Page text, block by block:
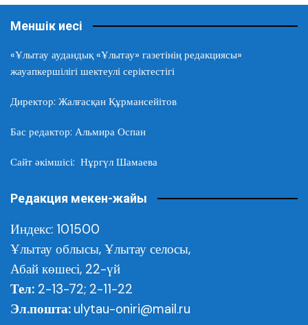
Меншік иесі
«Ұлытау аудандық «Ұлытау» газетінің редакциясы»
жауапкершілігі шектеулі серіктестігі
Директор: Жалғасқан Құрмансейітов
Бас редактор: Альмира Оспан
Сайт әкімшісі: Нұргүл Шамаева
Редакция мекен-жайы
Индекс: 101500
Ұлытау облысы, Ұлытау селосы,
Абай көшесі, 22-үй
Тел: 2-13-72; 2-11-22
Эл.пошта: ulytau-oniri@mail.ru